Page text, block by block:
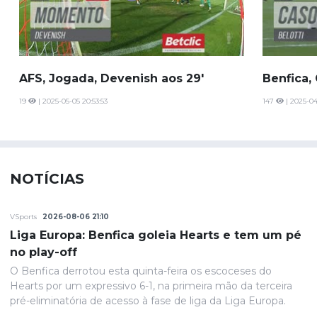
AFS, Jogada, Devenish aos 29'
19 | 2025-05-05 20:53:53
Benfica,
147 | 2025-
NOTÍCIAS
VSports 2026-08-06 21:10
Liga Europa: Benfica goleia Hearts e tem um pé
no play-off
O Benfica derrotou esta quinta-feira os escoceses do
Hearts por um expressivo 6-1, na primeira mão da terceira
pré-eliminatória de acesso à fase de liga da Liga Europa.